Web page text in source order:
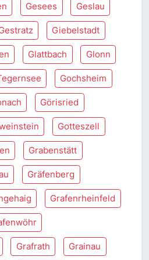
Gesees Geslau
Giebelstadt
Glattbach Glonn
Gochsheim
Görisried
Gotteszell
Grabenstätt
Gräfenberg
Grafenrheinfeld
Grafrath Grainau